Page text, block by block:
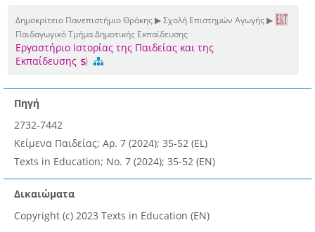
Δημοκρίτειο Πανεπιστήμιο Θράκης ▶ Σχολή Επιστημών Αγωγής ▶
Παιδαγωγικό Τμήμα Δημοτικής Εκπαίδευσης
Εργαστήριο Ιστορίας της Παιδείας και της
Εκπαίδευσης
Πηγή
2732-7442
Κείμενα Παιδείας; Αρ. 7 (2024); 35-52 (EL)
Texts in Education; No. 7 (2024); 35-52 (EN)
Δικαιώματα
Copyright (c) 2023 Texts in Education (EN)